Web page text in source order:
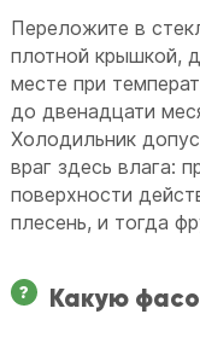
Переложите в
плотной крышкой,
месте при
до двенадцати
Холодильник
враг здесь влага:
поверхности
плесень, и тогда
Какую